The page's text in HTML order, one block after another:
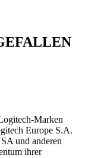
Marken
Europe S.A.
und anderen
ihrer